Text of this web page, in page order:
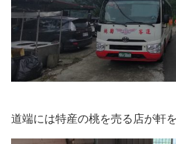
道端には特産の桃を売る店が軒